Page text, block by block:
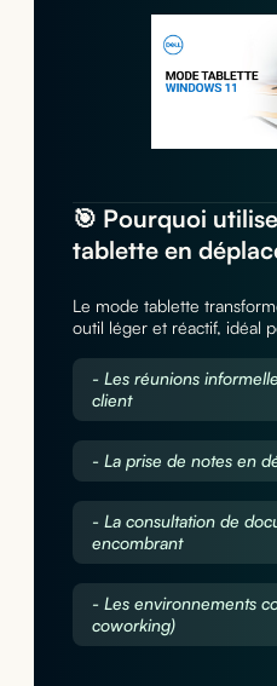
🎯 Pourquoi
tablette en
Le mode tablette
outil léger et réactif, idéal
- Les réunions
client
- La prise de notes en
- La consultation de
encombrant
- Les environnements
coworking)